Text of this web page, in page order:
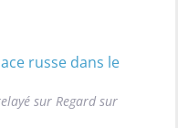
russe dans le
sur Regard sur